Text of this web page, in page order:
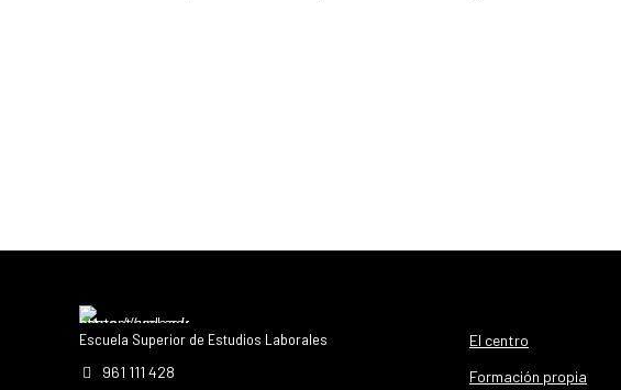
Escuela Superior de Estudios Laborales
961 111 428
El centro
Formación propia